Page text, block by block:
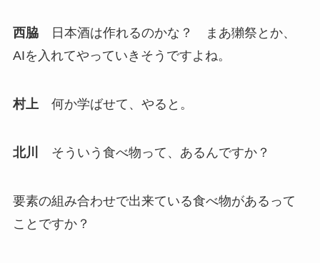
西脇日本酒は作れるのかな？ まあ獺祭とか、
AIを入れてやっていきそうですよね。
村上何か学ばせて、やると。
北川 そういう食べ物って、あるんですか？
要素の組み合わせで出来ている食べ物があるって
ことですか？